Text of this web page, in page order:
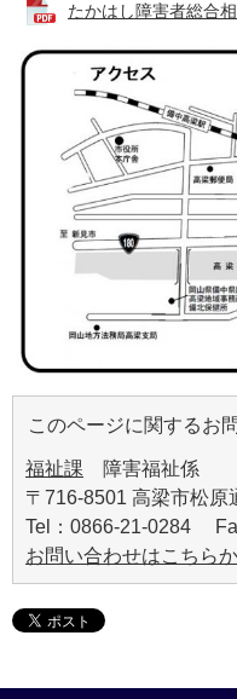
たかはし障害者総合
このページに関するお
福祉課 障害福祉係
〒716-8501 高梁市松原
Tel：0866-21-0284
お問い合わせはこちら